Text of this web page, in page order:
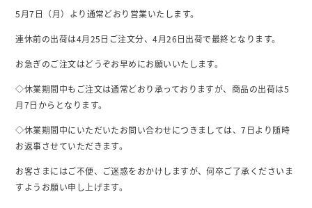
5月7日（月）より通常どおり営業いたします。
連休前の出荷は4月25日ご注文分、4月26日出荷で最終となります。
お急ぎのご注文はどうぞお早めにお願いいたします。
◇休業期間中もご注文は通常どおり承っておりますが、商品の出荷は5
月7日からとなります。
◇休業期間中にいただいたお問い合わせにつきましては、7日より随時
お返事させていただきます。
お客さまにはご不便、ご迷惑をおかけしますが、何卒ご了承くださいま
すようお願い申し上げます。